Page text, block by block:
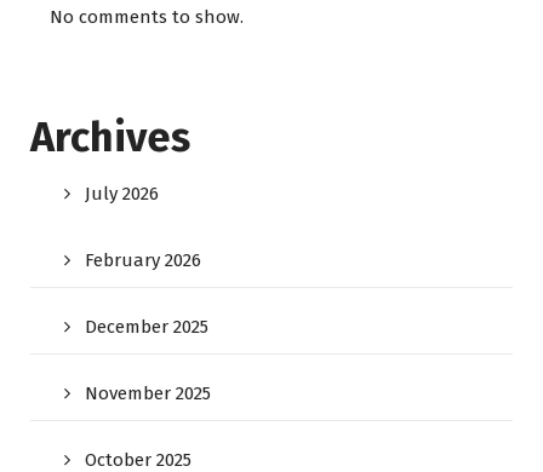
No comments to show.
Archives
July 2026
February 2026
December 2025
November 2025
October 2025